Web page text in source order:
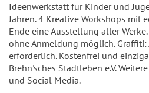
Ideenwerkstatt für Kinder und
Jahren. 4 Kreative Workshops mit
Ende eine Ausstellung aller
ohne Anmeldung möglich.
erforderlich. Kostenfrei und
Brehn'sches Stadtleben e.V.
und Social Media.